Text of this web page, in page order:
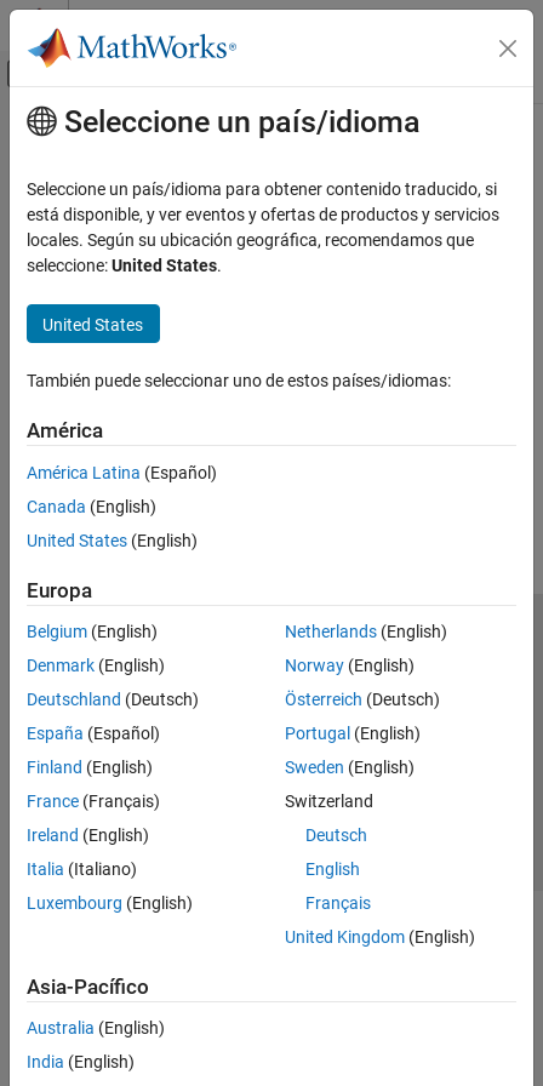
Saltar al contenido
Mostrar/ocultar menú de navegación
Inicio de Documentación
Contenido principal
How useful was this information?
Seleccione un país/idioma
Seleccione un país/idioma para obtener contenido traducido, si
está disponible, y ver eventos y ofertas de productos y servicios
locales. Según su ubicación geográfica, recomendamos que
seleccione:United States.
United States
También puede seleccionar uno de estos países/idiomas:
América
América Latina (Español)
Canada (English)
United States (English)
Europa
Belgium (English)
Denmark (English)
Deutschland (Deutsch)
España (Español)
Finland (English)
France (Français)
Ireland (English)
Italia (Italiano)
Luxembourg (English)
Netherlands(English)
Norway(English)
Österreich (Deutsch)
Portugal (English)
Sweden (English)
Switzerland
Deutsch
English
Français
United Kingdom(English)
Asia-Pacífico
Australia (English)
India (English)
Centro de confianza
Marcas comerciales
Política de privacidad
Antipiratería
Estado de las aplicaciones
Información de contacto
© 1994-2026 The MathWorks, Inc.
Seleccione un país/